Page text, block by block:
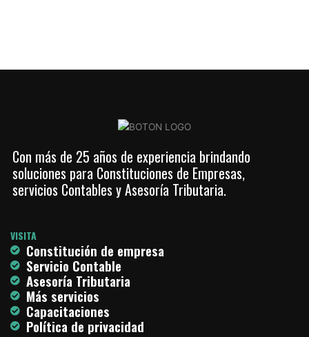
Con más de 25 años de experiencia brindando
soluciones para Constituciones de Empresas,
servicios Contables y Asesoría Tributaria.
VISITA
Constitución de empresa
Servicio Contable
Asesoría Tributaria
Más servicios
Capacitaciones
Política de privacidad